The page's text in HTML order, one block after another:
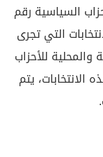
من قانون الأحزاب السياسية رقم
التي تجرى
والمحلية للأحزاب
الانتخابات، يتم